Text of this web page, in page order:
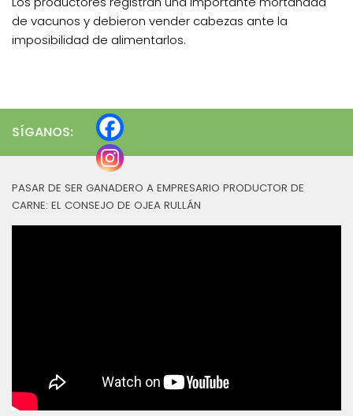
de vacunos y debieron vender cabezas ante la
imposibilidad de alimentarlos.
SÍGANOS:
PASAR DE SER GANADERO A EMPRESARIO PRODUCTOR DE
CARNE: EL CONSEJO DE OJEA RULLÁN